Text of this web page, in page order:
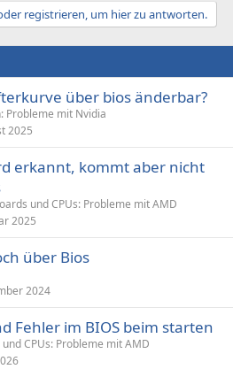
registrieren, um hier zu antworten.
über bios änderbar?
Probleme mit Nvidia
2025
erkannt, kommt aber nicht
und CPUs: Probleme mit AMD
2025
über Bios
2024
Fehler im BIOS beim starten
CPUs: Probleme mit AMD